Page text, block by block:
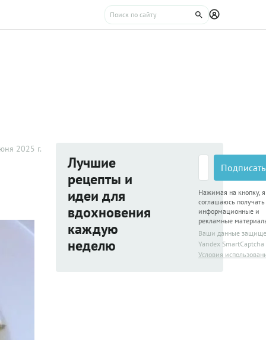
2025 г.
Лучшие
рецепты и
идеи для
вдохновения
каждую
неделю
Нажимая на кнопку, я
соглашаюсь получать
информационные и
рекламные
Ваши данные
Yandex SmartCaptcha
Условия